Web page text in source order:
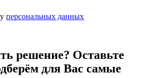
персональных данных
решение? Оставьте
для Вас самые